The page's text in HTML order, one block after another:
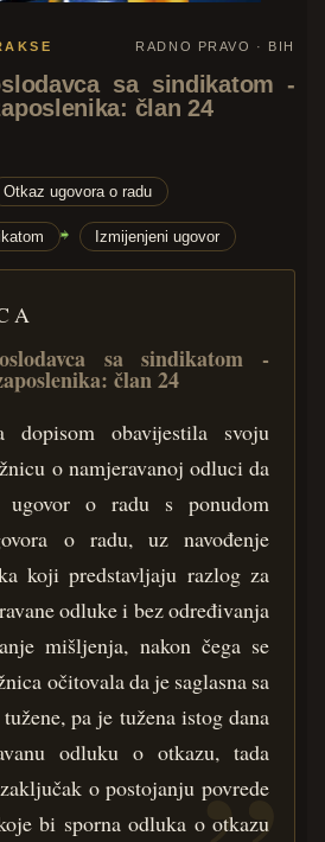
RADNO PRAVO · BIH
sa sindikatom -
član 24
Otkaz ugovora o radu
Izmijenjeni ugovor
sa sindikatom -
član 24
dopisom obavijestila svoju
o namjeravanoj odluci da
ugovor o radu s ponudom
o radu, uz navođenje
koji predstavljaju razlog za
odluke i bez određivanja
mišljenja, nakon čega se
očitovala da je saglasna sa
pa je tužena istog dana
odluku o otkazu, tada
o postojanju povrede
bi sporna odluka o otkazu